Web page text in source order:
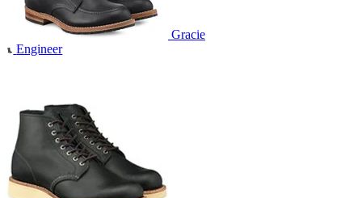
Gracie
Engineer